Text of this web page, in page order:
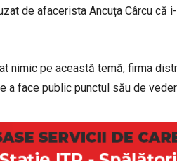
de afacerista Ancuța Cârcu că
nimic pe această temă, firma
a face public punctul său de